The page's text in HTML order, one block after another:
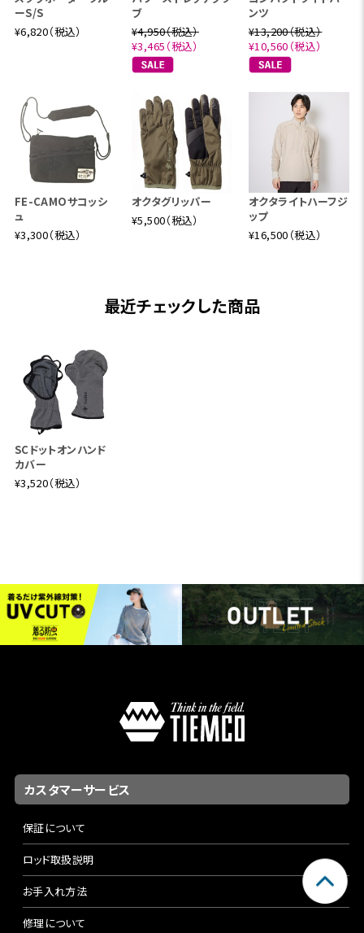
ーS/S
¥6,820（税込）
ブ
¥4,950（税込）
¥3,465（税込）
ンツ
¥13,200（税込）
¥10,560（税込）
FE-CAMOサコッシ
ュ
¥3,300（税込）
オクタグリッパー
¥5,500（税込）
オクタライトハーフジ
ップ
¥16,500（税込）
最近チェックした商品
SCドットオンハンド
カバー
¥3,520（税込）
カスタマーサービス
保証について
ロッド取扱説明
お手入れ方法
修理について